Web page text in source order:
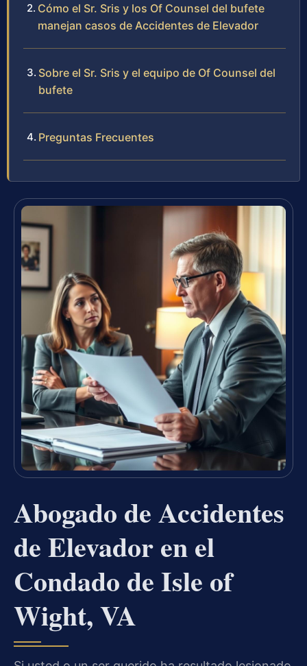
Cómo el Sr. Sris y los Of Counsel del bufete
manejan casos de Accidentes de Elevador
Sobre el Sr. Sris y el equipo de Of Counsel del
bufete
Preguntas Frecuentes
Abogado de Accidentes
de Elevador en el
Condado de Isle of
Wight, VA